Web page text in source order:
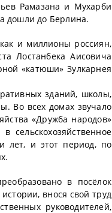
Рамазана и Мухарби
дошли до Берлина.
и миллионы россиян,
Лостанбека Аисовича
«катюши» Зулкарнея
зданий, школы,
Во всех домах звучало
«Дружба народов»
лет, и этот период, по
в посёлок
внося свой труд
руководителей,